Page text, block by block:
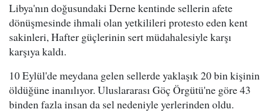
Libya'nın doğusundaki Derne kentinde sellerin afete
dönüşmesinde ihmali olan yetkilileri protesto eden kent
sakinleri, Hafter güçlerinin sert müdahalesiyle karşı
karşıya kaldı.
10 Eylül'de meydana gelen sellerde yaklaşık 20 bin kişinin
öldüğüne inanılıyor. Uluslararası Göç Örgütü'ne göre 43
binden fazla insan da sel nedeniyle yerlerinden oldu.